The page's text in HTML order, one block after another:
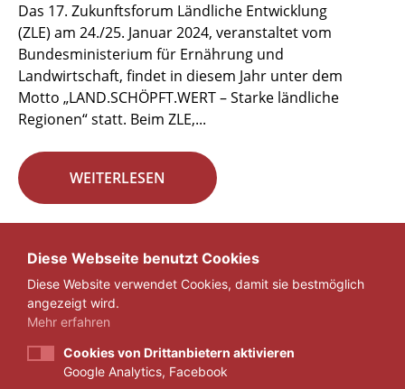
Das 17. Zukunftsforum Ländliche Entwicklung
(ZLE) am 24./25. Januar 2024, veranstaltet vom
Bundesministerium für Ernährung und
Landwirtschaft, findet in diesem Jahr unter dem
Motto „LAND.SCHÖPFT.WERT – Starke ländliche
Regionen“ statt. Beim ZLE,...
WEITERLESEN
« 1 ... 3 4 5 ... 29 »
Diese Webseite benutzt Cookies
Diese Website verwendet Cookies, damit sie bestmöglich
angezeigt wird.
Mehr erfahren
Cookies von Drittanbietern aktivieren
Google Analytics, Facebook